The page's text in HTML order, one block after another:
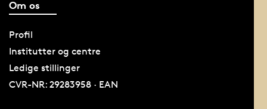
Om os
Profil
Institutter og centre
Ledige stillinger
CVR-NR: 29283958 · EAN